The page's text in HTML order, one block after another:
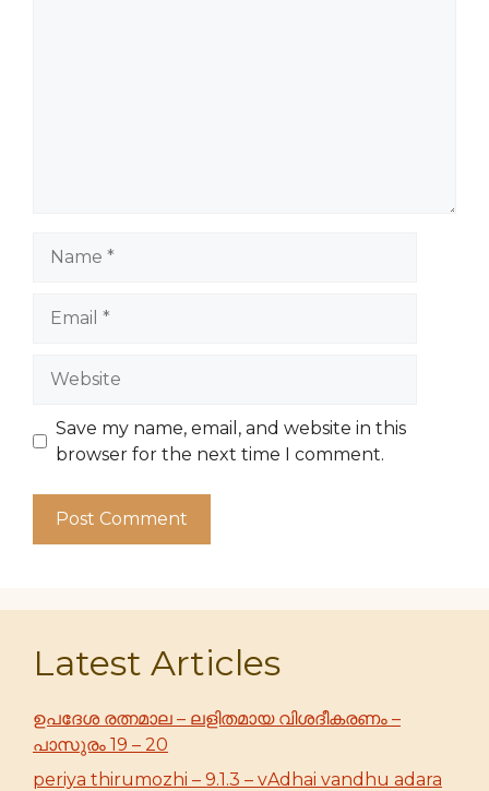
Save my name, email, and website in this
browser for the next time I comment.
Latest Articles
ഉപദേശ രത്നമാല – ലളിതമായ വിശദീകരണം –
പാസുരം 19 – 20
periya thirumozhi – 9.1.3 – vAdhai vandhu adara